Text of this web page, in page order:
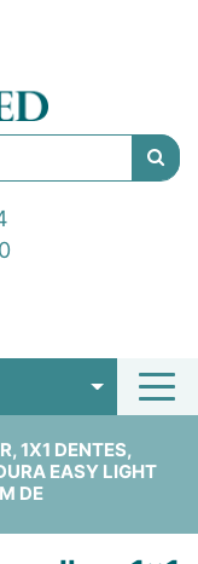
1X1 DENTES,
EASY LIGHT
DE